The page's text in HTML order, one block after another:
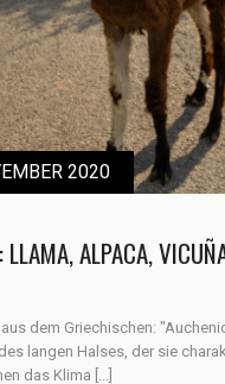
2020
LLAMA, ALPACA,
dem Griechischen:
langen Halses, der sie
das Klima [...]